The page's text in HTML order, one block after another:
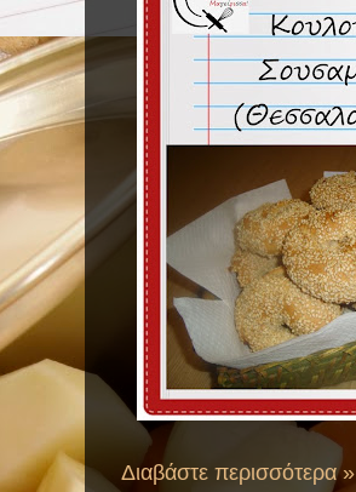
Διαβάστε περισσότερα »